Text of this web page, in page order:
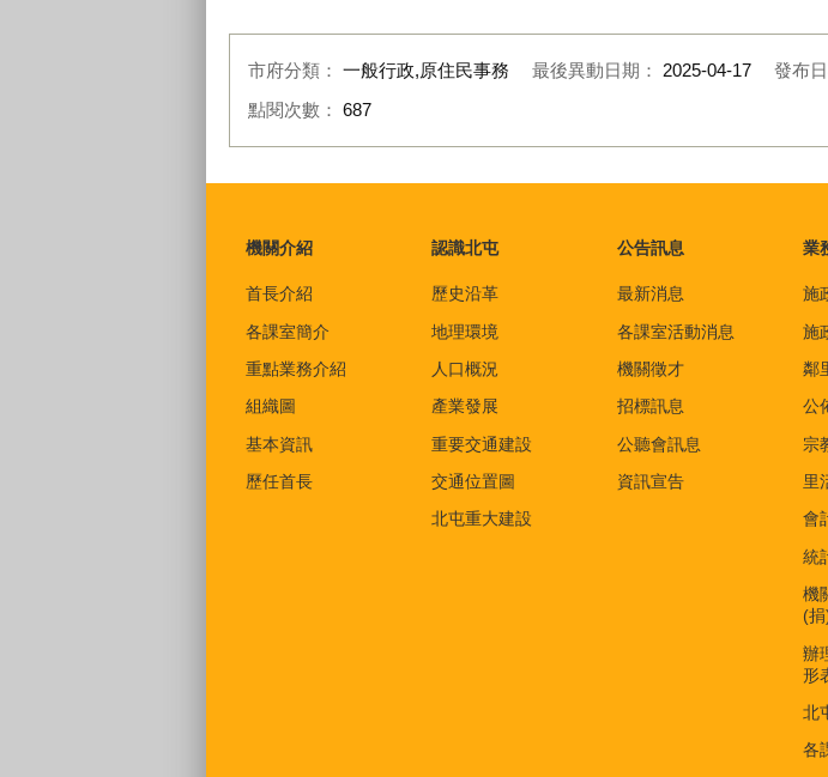
市府分類： 一般行政,原住民事務 最後異動日期： 2025-04-17 發布
點閱次數： 687
機關介紹
首長介紹
各課室簡介
重點業務介紹
組織圖
基本資訊
歷任首長
認識北屯
歷史沿革
地理環境
人口概況
產業發展
重要交通建設
交通位置圖
北屯重大建設
公告訊息
最新消息
各課室活動消息
機關徵才
招標訊息
公聽會訊息
資訊宣告
業
施
施
鄰
公
宗
里
會
統
機
(
辦
形
北
各